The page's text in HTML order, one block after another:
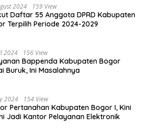
2024 159 View
Daftar 55 Anggota DPRD Kabupaten
Terpilih Periode 2024-2029
2024 156 View
Bappenda Kabupaten Bogor
Buruk, Ini Masalahnya
2024 154 View
Pertanahan Kabupaten Bogor I, Kini
Jadi Kantor Pelayanan Elektronik